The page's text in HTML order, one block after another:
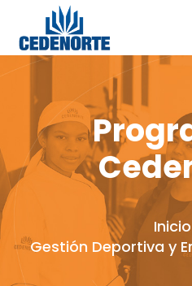
Inicio
Gestión Deportiva y